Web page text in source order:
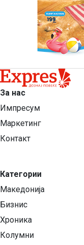
За нас
Импресум
Маркетинг
Контакт
Категории
Македонија
Бизнис
Хроника
Колумни